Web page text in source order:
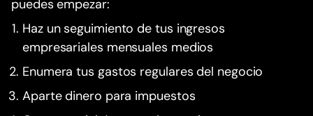
puedes empezar:
Haz un seguimiento de tus ingresos
empresariales mensuales medios
Enumera tus gastos regulares del negocio
Aparte dinero para impuestos